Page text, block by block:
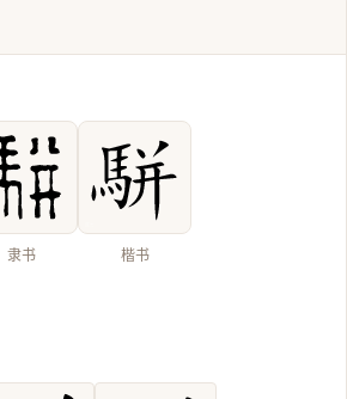
隶书 楷书